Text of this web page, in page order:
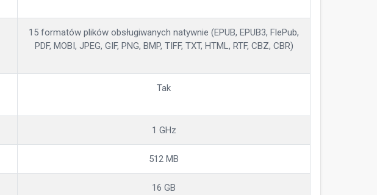
15 formatów plików obsługiwanych natywnie (EPUB, EPUB3, FlePub,
PDF, MOBI, JPEG, GIF, PNG, BMP, TIFF, TXT, HTML, RTF, CBZ, CBR)
Tak
1 GHz
512 MB
16 GB